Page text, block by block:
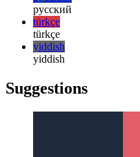
한국어
한국어
русский
русский
türkçe
yiddish
yiddish